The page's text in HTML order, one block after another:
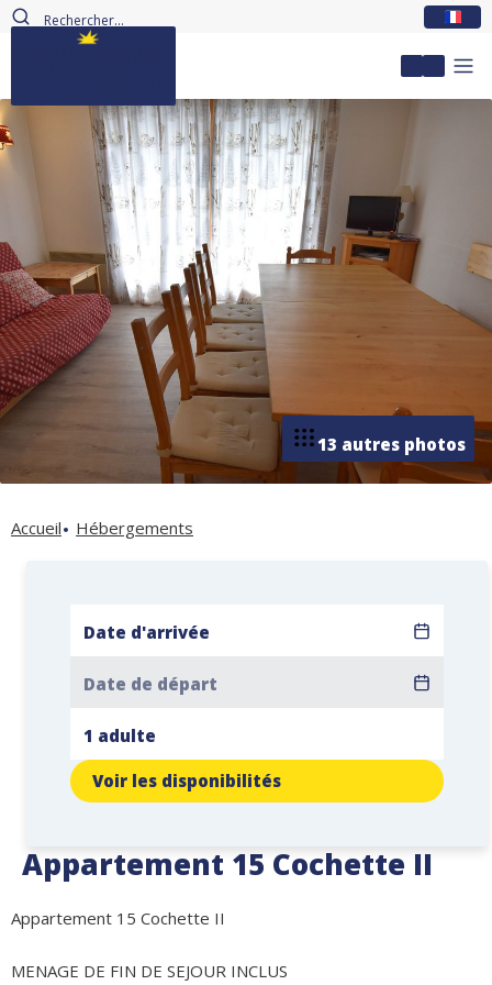
Mon
13 autres photos
Accueil Hébergements
Appartement 15 Cochette II
Appartement 15 Cochette II
MENAGE DE FIN DE SEJOUR INCLUS
Voir les disponibilités